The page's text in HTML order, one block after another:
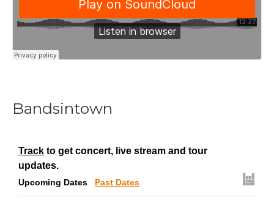
Bandsintown
Track to get concert, live stream and tour
updates.
Upcoming Dates Past Dates